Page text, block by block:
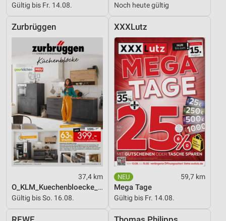
Gültig bis Fr. 14.08. Noch heute gültig
Zurbrüggen
37,4 km
O_KLM_Kuechenbloecke_01_26_ES
Gültig bis So. 16.08.
XXXLutz
59,7 km
Mega Tage
Gültig bis Fr. 14.08.
Verwendung reduzierter Daten zur Auswahl von
Erstellung von Profilen für personalisierte
Werbung
Verwendung von Profilen zur Auswahl
personalisierter Werbung
Erstellung von Profilen zur Personalisierung
von Inhalten
Verwendung von Profilen zur Auswahl
personalisierter Inhalte
Messung der Werbeleistung
Messung der Performance von Inhalten
Analyse von Zielgruppen durch Statistiken oder